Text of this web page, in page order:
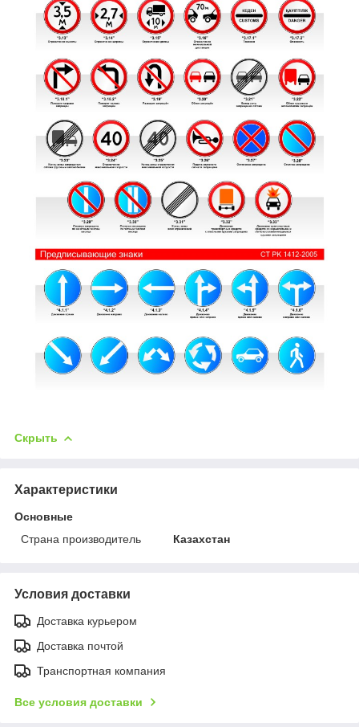
Скрыть
Характеристики
Основные
Страна производитель
Казахстан
Условия доставки
Доставка курьером
Доставка почтой
Транспортная компания
Все условия доставки